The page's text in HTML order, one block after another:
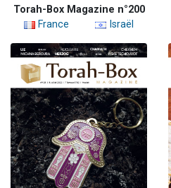
Torah-Box Magazine n°200
France
Israël